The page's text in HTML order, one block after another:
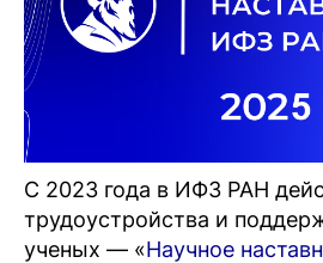
С 2023 года в ИФЗ РАН
трудоустройства и
ученых — «Научное